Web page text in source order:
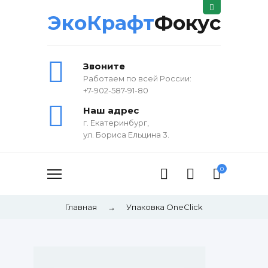
ЭкоКрафтФокус
Звоните
Работаем по всей России:
+7-902-587-91-80
Наш адрес
г. Екатеринбург,
ул. Бориса Ельцина 3.
0
Главная → Упаковка OneClick